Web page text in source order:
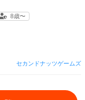
8歳〜
セカンドナッツゲームズ